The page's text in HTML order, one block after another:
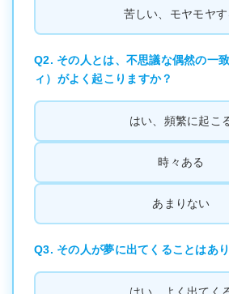
苦しい、モヤモヤす
Q2. その人とは、不思議な偶然の一
ィ）がよく起こりますか？
はい、頻繁に起こ
時々ある
あまりない
Q3. その人が夢に出てくることはあ
はい、よく出てく